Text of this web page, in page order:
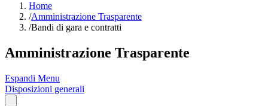
Home
/Amministrazione Trasparente
/Bandi di gara e contratti
Amministrazione Trasparente
Espandi Menu
Disposizioni generali